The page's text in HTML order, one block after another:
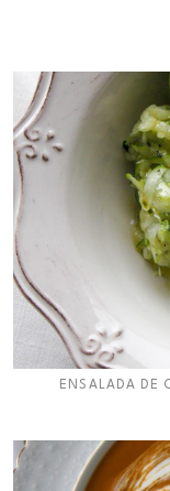
ENSALADA DE